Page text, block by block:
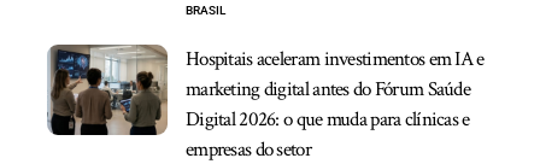
BRASIL
Hospitais aceleram investimentos em IA e
marketing digital antes do Fórum Saúde
Digital 2026: o que muda para clínicas e
empresas do setor